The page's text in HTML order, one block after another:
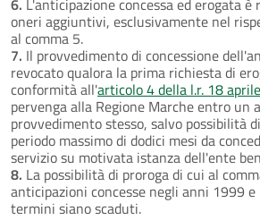
oneri aggiuntivi, esclusivamente nel
al comma 5.
7. Il provvedimento di concessione
revocato qualora la prima richiesta di
conformità all'articolo 4 della l.r. 18
pervenga alla Regione Marche entro un
provvedimento stesso, salvo possibilità
periodo massimo di dodici mesi da
servizio su motivata istanza dell'ente
8. La possibilità di proroga di cui al
anticipazioni concesse negli anni 1999
termini siano scaduti.